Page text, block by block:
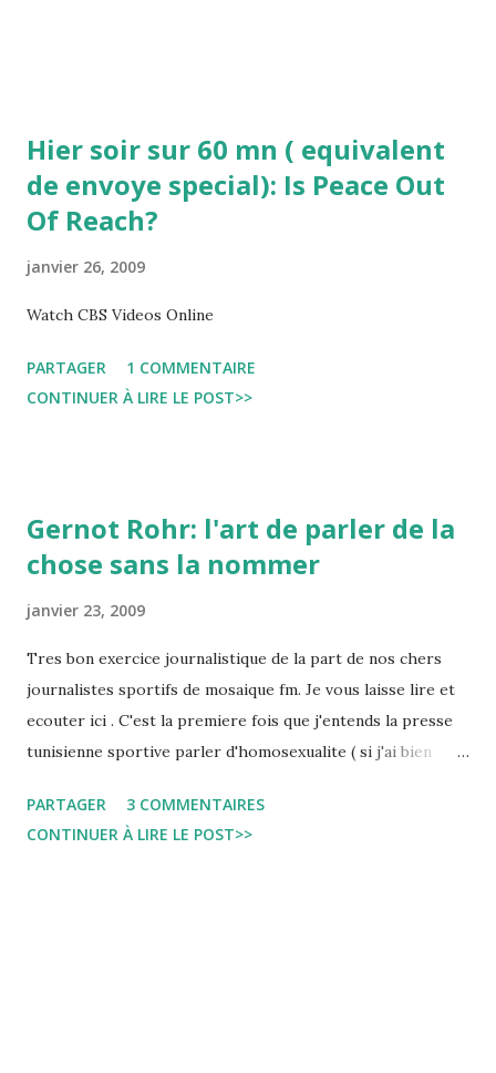
Hier soir sur 60 mn ( equivalent
de envoye special): Is Peace Out
Of Reach?
janvier 26, 2009
Watch CBS Videos Online
PARTAGER
1 COMMENTAIRE
CONTINUER À LIRE LE POST>>
Gernot Rohr: l'art de parler de la
chose sans la nommer
janvier 23, 2009
Tres bon exercice journalistique de la part de nos chers
journalistes sportifs de mosaique fm. Je vous laisse lire et
ecouter ici . C'est la premiere fois que j'entends la presse
tunisienne sportive parler d'homosexualite ( si j'ai bien
on etre jouer au foot en pros et etre homo en Tunisie? Et
si la reconnaissance de ce groupe marginalise devait passer
PARTAGER
3 COMMENTAIRES
CONTINUER À LIRE LE POST>>